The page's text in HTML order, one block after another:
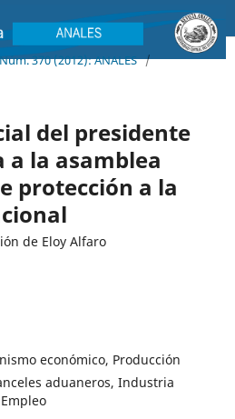
370 (2012): ANALES /
del presidente
a la asamblea
protección a la
de Eloy Alfaro
económico, Producción
aduaneros, Industria